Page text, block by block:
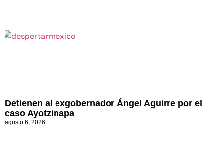
Detienen al exgobernador Ángel Aguirre por el
caso Ayotzinapa
agosto 6, 2026